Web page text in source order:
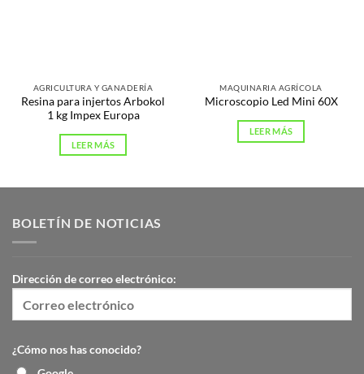
AGRICULTURA Y GANADERÍA
Resina para injertos Arbokol
1 kg Impex Europa
LEER MÁS
MAQUINARIA AGRÍCOLA
Microscopio Led Mini 60X
LEER MÁS
BOLETÍN DE NOTICIAS
Dirección de correo electrónico:
¿Cómo nos has conocido?